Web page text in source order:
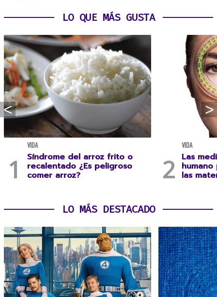
LO QUE MÁS GUSTA
VIDA
Síndrome del arroz frito o
recalentado ¿Es peligroso
comer arroz?
VIDA
Las
las
LO MÁS DESTACADO